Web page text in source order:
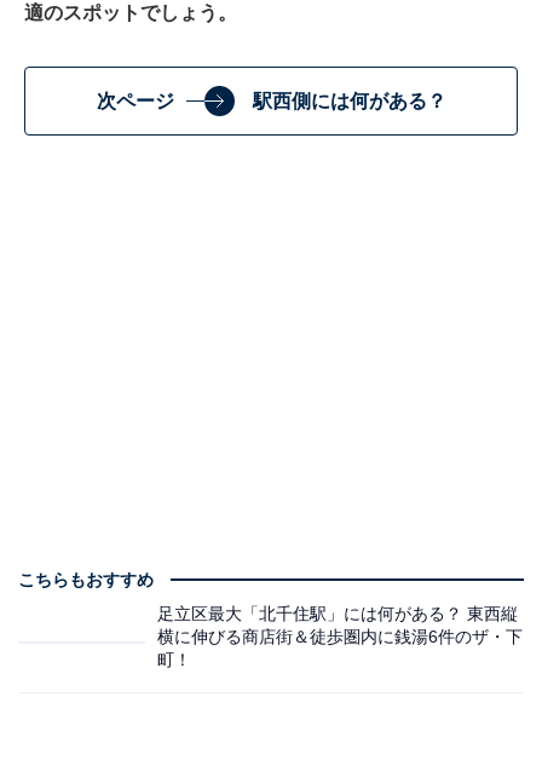
適のスポットでしょう。
次ページ 駅西側には何がある？
こちらもおすすめ
足立区最大「北千住駅」には何がある？ 東西縦
横に伸びる商店街＆徒歩圏内に銭湯6件のザ・下
町！